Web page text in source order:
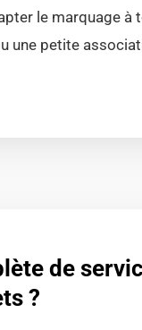
le marquage
une petite
de
?